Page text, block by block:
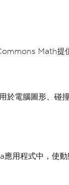
Math提
電腦圖形、
程式中，使動